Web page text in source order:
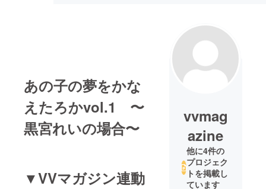
あの子の夢をかな
えたろかvol.1 〜
黒宮れいの場合〜
▼VVマガジン連動
vvmag
azine
他に4件の
プロジェク
トを掲載し
ています